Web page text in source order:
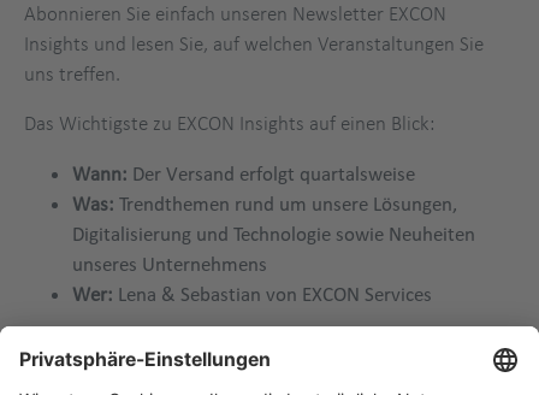
Abonnieren Sie einfach unseren Newsletter EXCON
Insights und lesen Sie, auf welchen Veranstaltungen Sie
uns treffen.
Das Wichtigste zu EXCON Insights auf einen Blick:
Wann: Der Versand erfolgt quartalsweise
Was: Trendthemen rund um unsere Lösungen,
Digitalisierung und Technologie sowie Neuheiten
unseres Unternehmens
Wer: Lena & Sebastian von EXCON Services
Newsletter abonnieren
Einspaltig